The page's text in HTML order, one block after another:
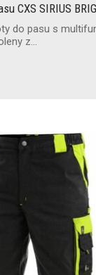
CXS SIRIUS
do pasu s
z…